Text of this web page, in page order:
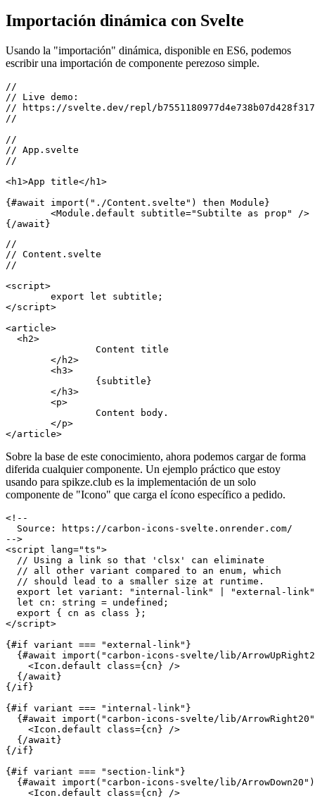
Como puede ver, simplemente esperamos el valor de retorno de la
técnica se puede utilizar para importar módulos completos.
Usando la "importación" dinámica, disponible en ES6, podemos
escribir una importación de componente perezoso simple.
//
// Live demo:
// https://svelte.dev/repl/
//
//
// App.svelte
//
<h1>App title</h1>
{#await import("./Content.svelte") then Module}
	<Module.default subtitle="Subtilte as prop" />
// Content.svelte
<script>
</script>
		Content title
	<h3>
		{subtitle}
	<p>
		Content body.
	</p>
Sobre la base de este conocimiento, ahora podemos cargar de forma
diferida cualquier componente. Un ejemplo práctico que estoy
usando para spikze.club es la implementación de un solo
componente de "Icono" que carga el ícono específico a pedido.
<!--
  Source: https://carbon-icons-svelte.onrender.com/
-->
<script lang="ts">
  // Using a link so that 'clsx' can eliminate
  // all other variant compared to an enum, which
  // should lead to a smaller size at runtime.
export let variant: "internal-link" | "external-
  let cn: string = undefined;
  export { cn as class };
</script>
{#if variant === "external-link"}
{#await import("carbon-icons-svelte/lib/
    <Icon.default class={cn} />
  {/await}
{/if}
{#if variant === "internal-link"}
{#await import("carbon-icons-svelte/lib/
    <Icon.default class={cn} />